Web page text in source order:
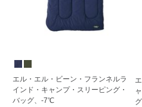
エル・エル・ビーン・フランネルラ
インド・キャンプ・スリーピング・
バッグ、-7℃